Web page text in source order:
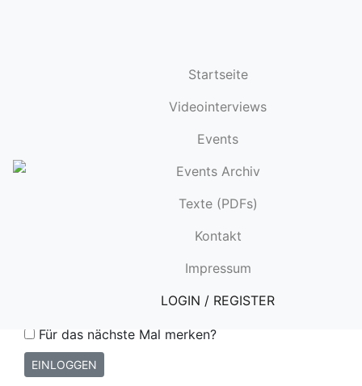
Startseite
Videointerviews
Events
Events Archiv
Texte (PDFs)
Kontakt
Impressum
LOGIN / REGISTER
ANMELDEN
Für das nächste Mal merken?